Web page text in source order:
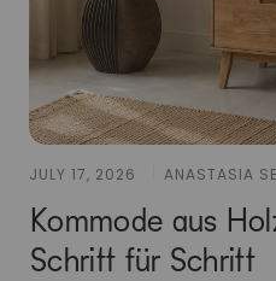
JULY 17, 2026 ANASTASIA
Kommode aus
Schritt für Schritt